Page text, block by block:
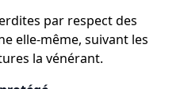
par respect des
elle-même, suivant les
la vénérant.